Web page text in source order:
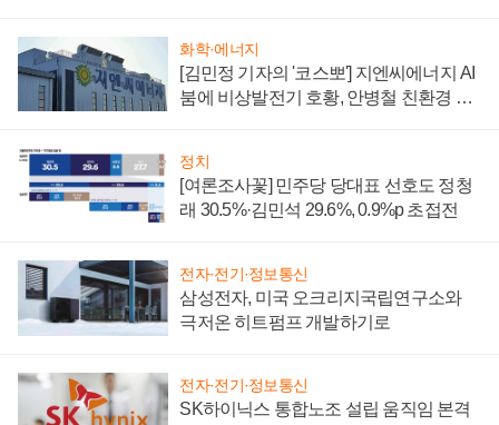
화학·에너지
[김민정 기자의 '코스뽀'] 지엔씨에너지 AI
붐에 비상발전기 호황, 안병철 친환경 에
정치
[여론조사꽃] 민주당 당대표 선호도 정청
래 30.5%·김민석 29.6%, 0.9%p 초접전
전자·전기·정보통신
삼성전자, 미국 오크리지국립연구소와
극저온 히트펌프 개발하기로
전자·전기·정보통신
SK하이닉스 통합노조 설립 움직임 본격